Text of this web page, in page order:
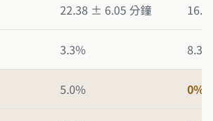
22.38 ± 6.05 分鐘
3.3%
5.0% 0%